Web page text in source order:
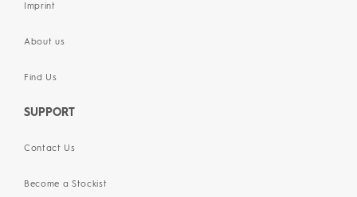
Imprint
About us
Find Us
SUPPORT
Contact Us
Become a Stockist